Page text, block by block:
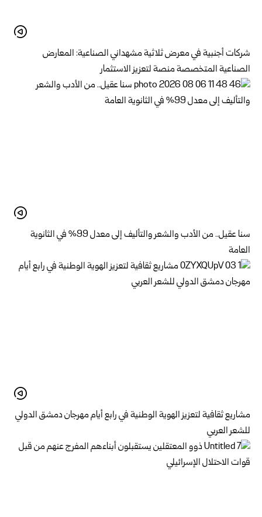
شركات أجنبية في معرض ثلاثية مشهداني الصناعية: المعارض
الصناعية المتخصصة منصة لتعزيز الاستثمار
سنا عقيل.. من الأدب والشعر والتأليف إلى معدل 99% في الثانوية
العامة
مشاريع ثقافية لتعزيز الهوية الوطنية في رابع أيام مهرجان دمشق الدولي
للشعر العربي